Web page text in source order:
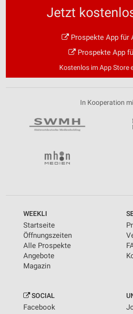
Jetzt
Prospekte App für
Prospekte App
Kostenlos im App Store
In Kooperation
WEEKLI
Startseite
Öffnungszeiten
Alle Prospekte
Angebote
Magazin
SOCIAL
Facebook